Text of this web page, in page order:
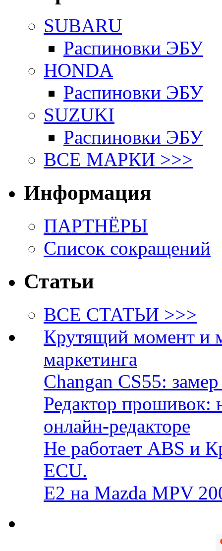
SUBARU
Распиновки ЭБУ
HONDA
Распиновки ЭБУ
SUZUKI
Распиновки ЭБУ
ВСЕ МАРКИ >>>
Информация
ПАРТНЁРЫ
Список сокращений
Статьи
ВСЕ СТАТЬИ >>>
Крутящий момент и
маркетинга
Changan CS55:
Редактор прошивок:
онлайн-редакторе
Не работает ABS и
ECU.
E2 на Mazda MPV